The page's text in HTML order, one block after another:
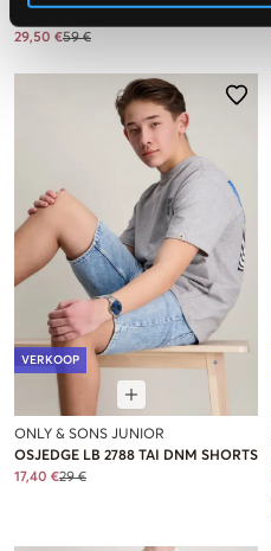
29,50 €59 €
VERKOOP
ONLY & SONS JUNIOR
OSJEDGE LB 2788 TAI DNM SHORTS
17,40 €29 €